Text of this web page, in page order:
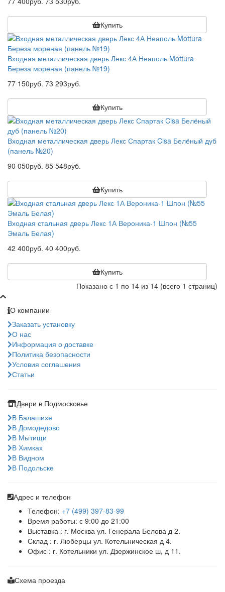
Купить
Входная металлическая дверь Лекс 4А Неаполь Mottura
Береза мореная (панель №19)
77 150руб. 73 293руб.
Купить
Входная металлическая дверь Лекс Спартак Cisa Белёный дуб
(панель №20)
90 050руб. 85 548руб.
Купить
Входная стальная дверь Лекс 1А Вероника-1 Шпон (№55
Эмаль Белая)
42 400руб. 40 400руб.
Купить
Показано с 1 по 14 из 14 (всего 1 страниц)
О компании
Заказать установку
О нас
Информация о доставке
Политика безопасности
Условия соглашения
Статьи
Двери в Подмосковье
В Балашихе
В Домодедово
В Мытищи
В Химках
В Видном
В Подольске
Адрес и телефон
Телефон: +7 (499) 397-83-99
Время работы: с 9:00 до 21:00
Выставка : г. Москва ул. Генерала Белова д 2.
Склад : г. Люберцы ул. Котельническая д 4.
Офис : г. Котельники ул. Дзержинское ш, д 11.
Схема проезда